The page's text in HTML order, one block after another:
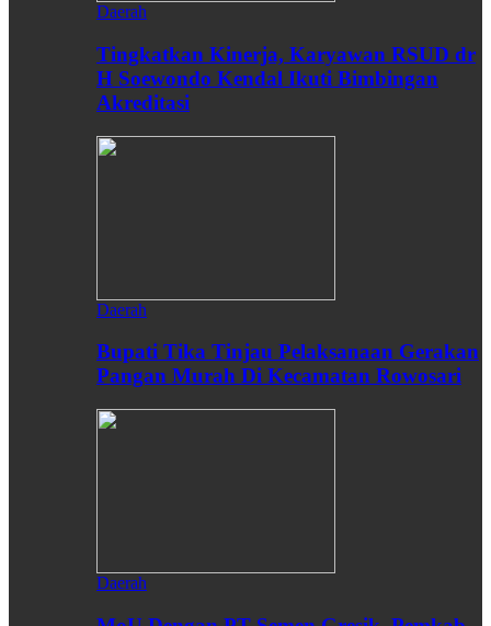
Daerah
Tingkatkan Kinerja, Karyawan RSUD dr
H Soewondo Kendal Ikuti Bimbingan
Akreditasi
Daerah
Bupati Tika Tinjau Pelaksanaan Gerakan
Pangan Murah Di Kecamatan Rowosari
Daerah